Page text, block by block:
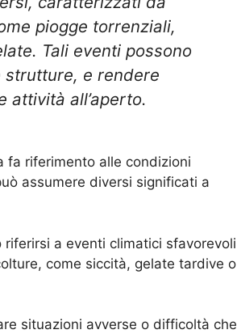
piogge torrenziali,
Tali eventi possono
strutture, e rendere
attività all’aperto.
fa riferimento alle condizioni
assumere diversi significati a
riferirsi a eventi climatici sfavorevoli
come siccità, gelate tardive o
situazioni avverse o difficoltà che